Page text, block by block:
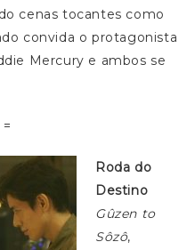
cenas tocantes como
convida o protagonista
Mercury e ambos se
Roda do
Destino
Gûzen to
Sôzô,